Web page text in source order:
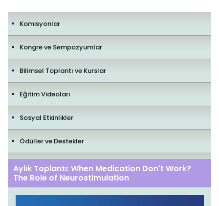
Komisyonlar
Kongre ve Sempozyumlar
Bilimsel Toplantı ve Kurslar
Eğitim Videoları
Sosyal Etkinlikler
Ödüller ve Destekler
İletişim
Yayıncılık Politikaları
Aylık Toplantı: When Medication Don't Work?
The Role of Neurostimulation